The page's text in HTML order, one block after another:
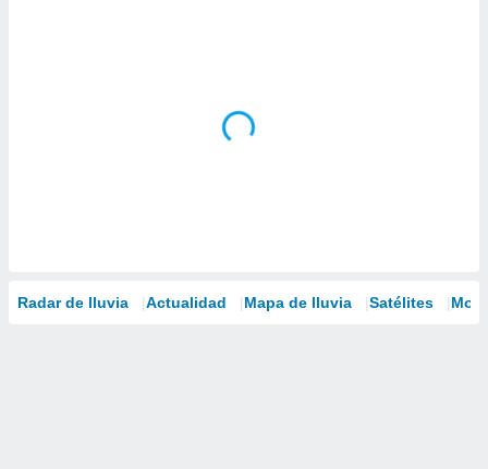
Radar de lluvia Actualidad Mapa de lluvia Satélites